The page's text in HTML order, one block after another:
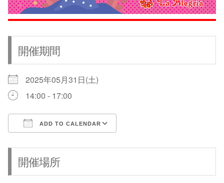
開催期間
2025年05月31日(土)
14:00 - 17:00
ADD TO CALENDAR
開催場所